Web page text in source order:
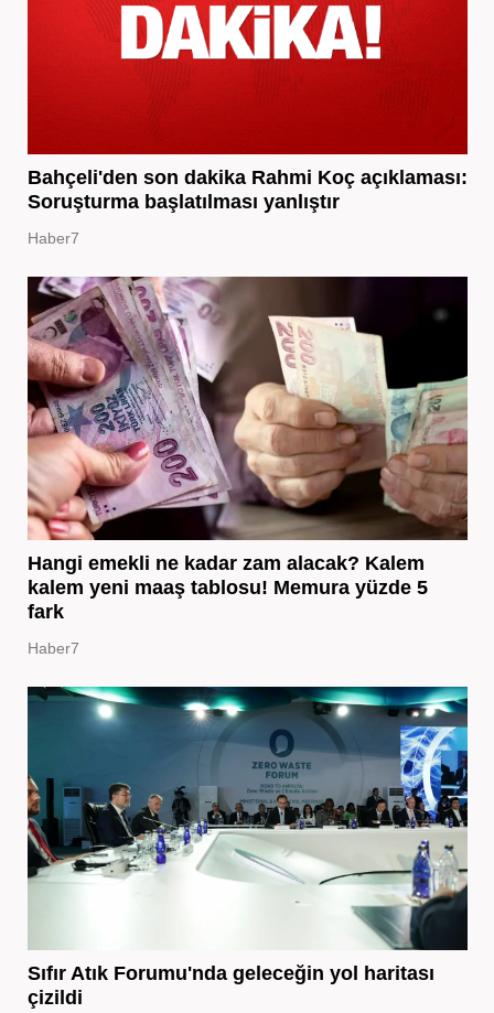
Bahçeli'den son dakika Rahmi Koç açıklaması:
Soruşturma başlatılması yanlıştır
Haber7
Hangi emekli ne kadar zam alacak? Kalem
kalem yeni maaş tablosu! Memura yüzde 5
fark
Haber7
Sıfır Atık Forumu'nda geleceğin yol haritası
çizildi